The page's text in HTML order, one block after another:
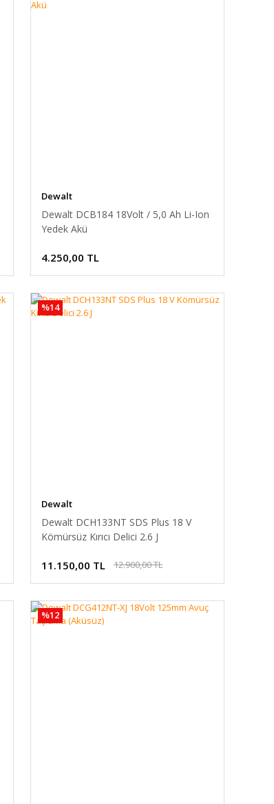
Dewalt
Dewalt DCB184 18Volt / 5,0 Ah Li-Ion
Yedek Akü
4.250,00 TL
%14
Dewalt
Dewalt DCH133NT SDS Plus 18 V
Kömürsüz Kırıcı Delici 2.6 J
11.150,00 TL 12.900,00 TL
%12